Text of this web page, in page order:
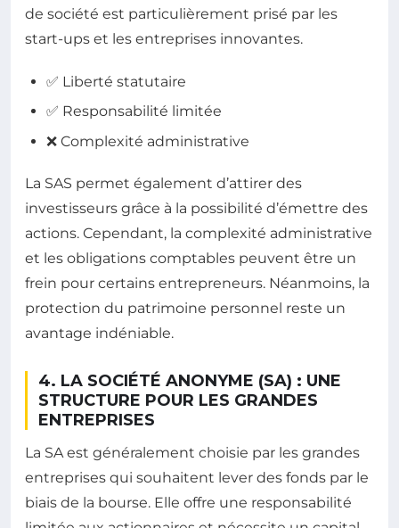
de société est particulièrement prisé par les
start-ups et les entreprises innovantes.
✅ Liberté statutaire
✅ Responsabilité limitée
❌ Complexité administrative
La SAS permet également d’attirer des
investisseurs grâce à la possibilité d’émettre des
actions. Cependant, la complexité administrative
et les obligations comptables peuvent être un
frein pour certains entrepreneurs. Néanmoins, la
protection du patrimoine personnel reste un
avantage indéniable.
4. LA SOCIÉTÉ ANONYME (SA) : UNE
STRUCTURE POUR LES GRANDES
ENTREPRISES
La SA est généralement choisie par les grandes
entreprises qui souhaitent lever des fonds par le
biais de la bourse. Elle offre une responsabilité